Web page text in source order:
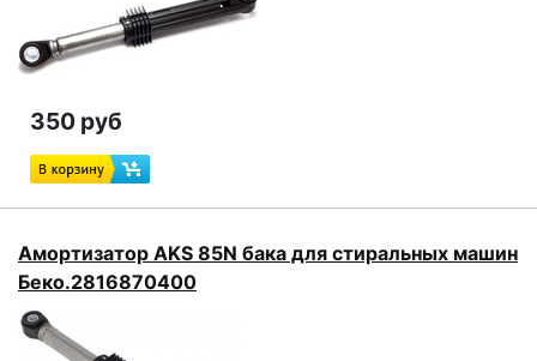
350 руб
Амортизатор AKS 85N бака для стиральных машин
Беко.2816870400